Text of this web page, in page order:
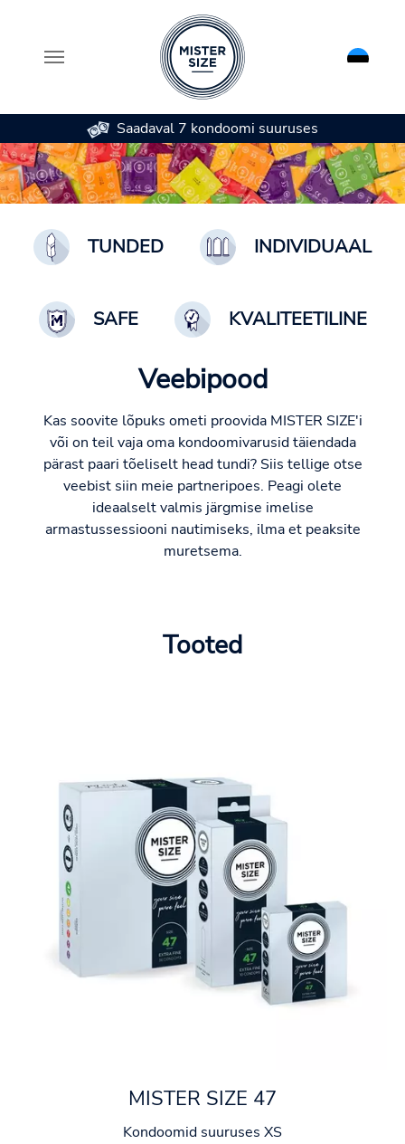
Skip to main content
Saadaval 7 kondoomi suuruses
TUNDED INDIVIDUAAL
SAFE KVALITEETILINE
Veebipood
Kas soovite lõpuks ometi proovida MISTER SIZE'i
või on teil vaja oma kondoomivarusid täiendada
pärast paari tõeliselt head tundi? Siis tellige otse
veebist siin meie partneripoes. Peagi olete
ideaalselt valmis järgmise imelise
armastussessiooni nautimiseks, ilma et peaksite
muretsema.
Tooted
MISTER SIZE 47
Kondoomid suuruses XS